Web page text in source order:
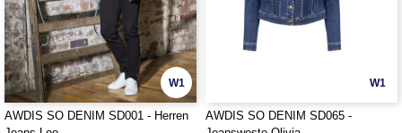
W1
AWDIS SO DENIM SD001 - Herren
W1
AWDIS SO DENIM SD065 -